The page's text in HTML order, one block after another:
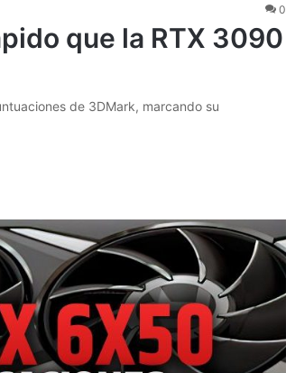
0
que la RTX 3090
de 3DMark, marcando su